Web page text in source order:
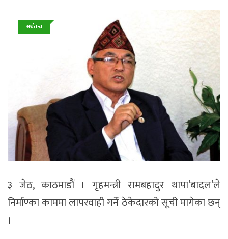
अर्थतन्त्र
३ जेठ, काठमाडौं । गृहमन्त्री रामबहादुर थापा’बादल’ले
निर्माण्का काममा लापरवाही गर्ने ठेकेदारको सूची मागेका छन्
।